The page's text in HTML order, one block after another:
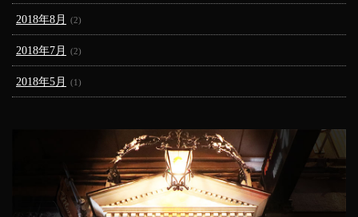
2018年8月 (2)
2018年7月 (2)
2018年5月 (1)